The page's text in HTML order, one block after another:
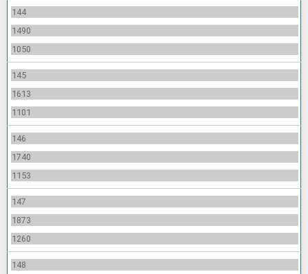
144
1490
1050
145
1613
1101
146
1740
1153
147
1873
1260
148